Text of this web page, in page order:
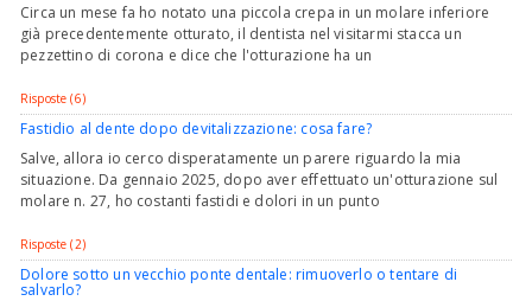
Circa un mese fa ho notato una piccola crepa in un molare inferiore
già precedentemente otturato, il dentista nel visitarmi stacca un
pezzettino di corona e dice che l'otturazione ha un
Risposte (6)
Fastidio al dente dopo devitalizzazione: cosa fare?
Salve, allora io cerco disperatamente un parere riguardo la mia
situazione. Da gennaio 2025, dopo aver effettuato un'otturazione sul
molare n. 27, ho costanti fastidi e dolori in un punto
Risposte (2)
Dolore sotto un vecchio ponte dentale: rimuoverlo o tentare di
salvarlo?